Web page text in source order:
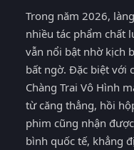
Trong năm 2026,
nhiều tác phẩm chất
vẫn nổi bật nhờ kịch
bất ngờ. Đặc biệt với
Chàng Trai Vô Hình
từ căng thẳng, hồi
phim cũng nhận
bình quốc tế, khẳng